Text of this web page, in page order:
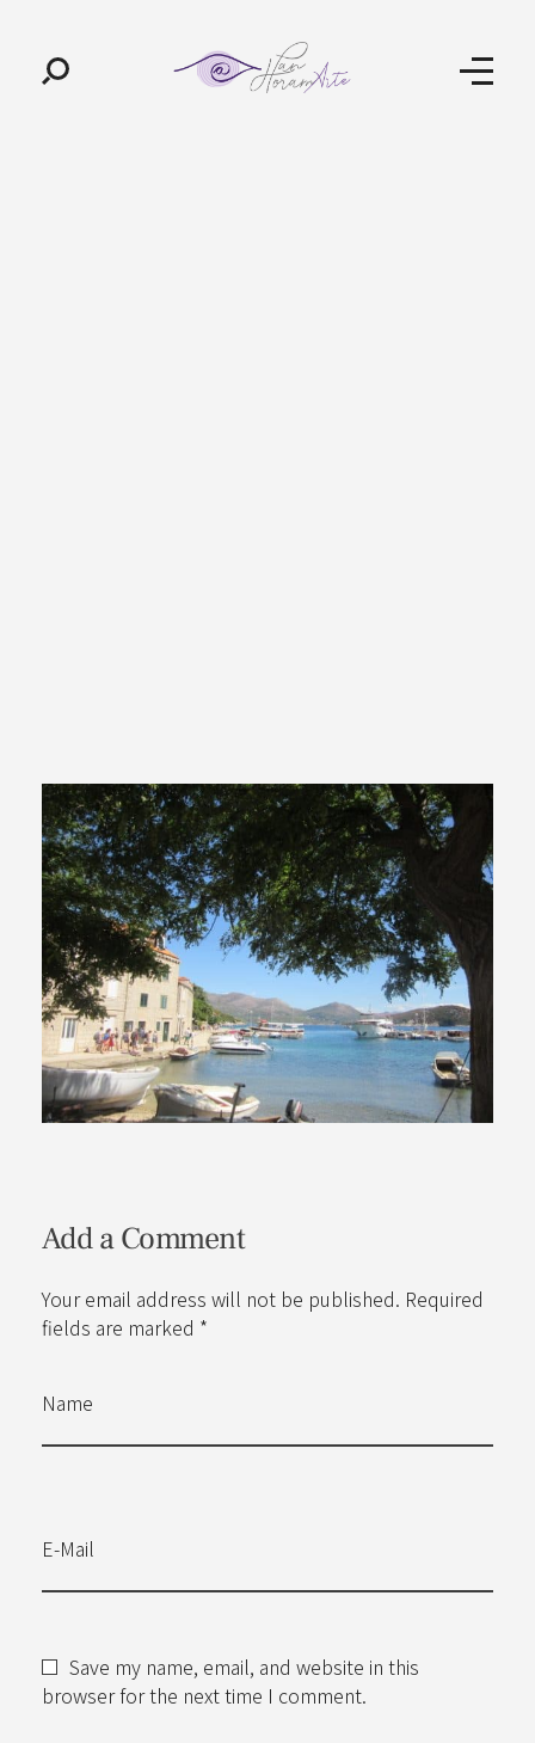
Add a Comment
Your email address will not be published. Required
fields are marked *
Name
E-Mail
Save my name, email, and website in this
browser for the next time I comment.